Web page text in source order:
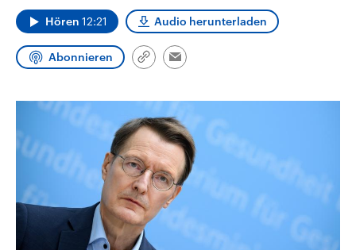
Hören 12:21 Audio herunterladen
Abonnieren
Link
Email